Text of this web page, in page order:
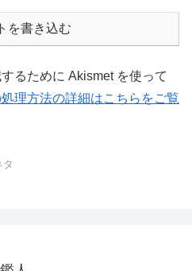
を書き込む
るために Akismet を使って
理方法の詳細はこちらをご覧
タ